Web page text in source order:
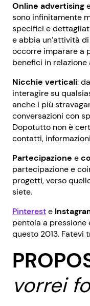
Online advertising
sono infinitamente
specifici e
e abbia un’attività
occorre imparare a
benefici in relazione
Nicchie verticali:
interagire su
anche i più
conversazioni con
Dopotutto non è
contatti,
Partecipazione e
partecipazione e
progetti, verso
siete.
Pintereste
pentola a
questo 2013. Fatevi
vorrei